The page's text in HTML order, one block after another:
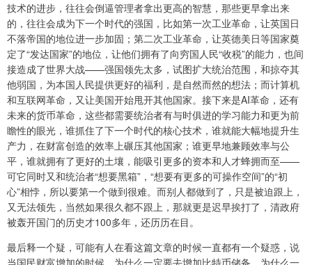
技术的进步，往往会倒逼管理者拿出更高的智慧，那些更早拿出来
的，往往会成为下一个时代的强国，比如第一次工业革命，让英国日
不落帝国的地位进一步加固；第二次工业革命，让英德美日等国家奠
定了“发达国家”的地位，让他们拥有了向穷国人民“收税”的能力，也间
接造成了世界大战——强国领先太多，试图扩大统治范围，和掠夺其
他弱国，为本国人民提供更好的福利，是自然而然的想法；而计算机
和互联网革命，又让美国开始甩开其他国家。接下来是AI革命，还有
未来的货币革命，这些都需要统治者有与时俱进的学习能力和更为前
瞻性的眼光，谁抓住了下一个时代的核心技术，谁就能大幅地提升生
产力，在财富创造的效率上碾压其他国家；谁更早地兼顾效率与公
平，谁就拥有了更好的土壤，能吸引更多的资本和人才蜂拥而至——
可它同时又和统治者“想要黑箱”，“想要有更多的可操作空间”的“初
心”相悖，所以要第一个做到很难。而别人都做到了，只是被迫跟上，
又无法领先，当然如果很久都不跟上，那就更是迟早挨打了，清政府
被轰开国门的历史才100多年，还历历在目。
最后释一个疑，可能有人在看这篇文章的时候一直都有一个疑惑，说